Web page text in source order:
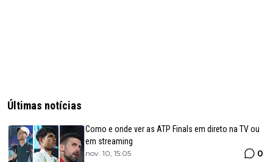
Últimas notícias
Como e onde ver as ATP Finals em direto na TV ou
em streaming
nov. 10, 15:05 0